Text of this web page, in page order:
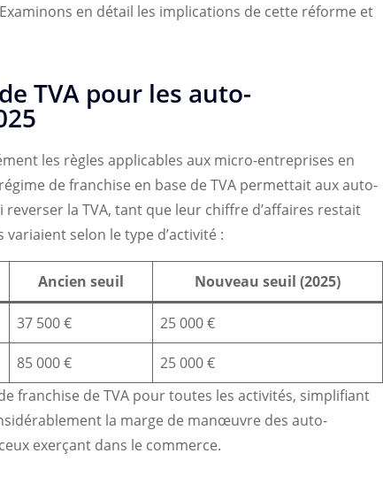
en détail les implications de cette réforme et
TVA pour les auto-
les règles applicables aux micro-entreprises en
de franchise en base de TVA permettait aux auto-
la TVA, tant que leur chiffre d’affaires restait
selon le type d’activité :
Ancien seuil Nouveau seuil (2025)
37 500 € 25 000 €
85 000 €
25 000 €
franchise de TVA pour toutes les activités, simplifiant
la marge de manœuvre des auto-
exerçant dans le commerce.